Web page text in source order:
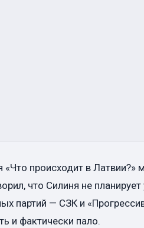
происходит в Латвии?»
что Силиня не планирует
партий — СЗК и
и фактически пало.